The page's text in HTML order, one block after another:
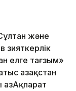
және
зияткерлік
елге тағзым»
Қазақстан